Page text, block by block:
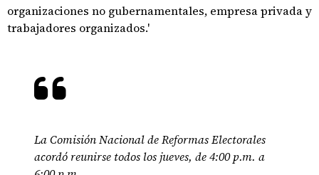
organizaciones no gubernamentales, empresa privada y
trabajadores organizados.'
La Comisión Nacional de Reformas Electorales
acordó reunirse todos los jueves, de 4:00 p.m. a